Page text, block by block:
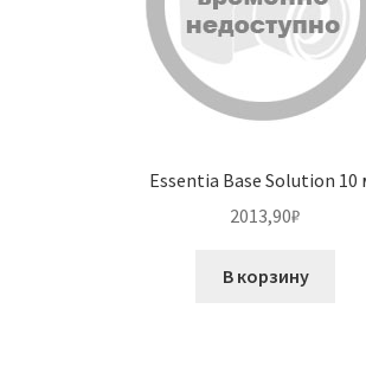
Essentia Base Solution 10
2013,90₽
В корзину